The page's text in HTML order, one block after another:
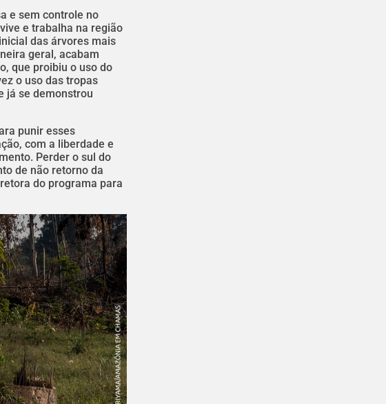
e sem controle no
e trabalha na região
das árvores mais
geral, acabam
que proibiu o uso do
o uso das tropas
já se demonstrou
punir esses
com a liberdade e
Perder o sul do
de não retorno da
do programa para